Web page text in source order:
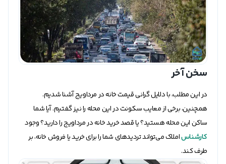
سخن آخر
در این مطلب، با دلایل گرانی قیمت خانه در مرداویج آشنا شدیم.
همچنین، برخی از معایب سکونت در این محله را نیز گفتیم. آیا شما
ساکن این محله هستید؟ یا قصد خرید خانه در مرداویج را دارید؟ وجود
کارشناساملاک می‌تواند تردیدهای شما را برای خرید یا فروش خانه، بر
طرف کند.